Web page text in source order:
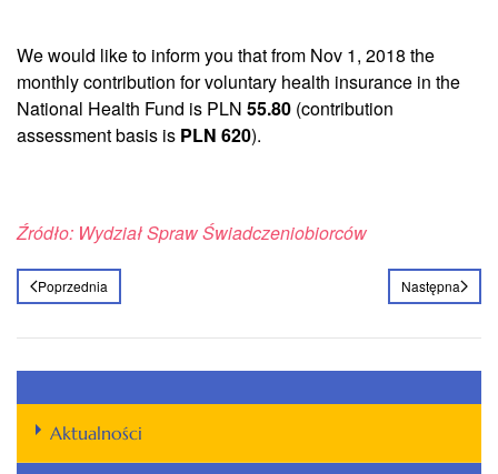
We would like to inform you that from Nov 1, 2018 the
monthly contribution for voluntary health insurance in the
National Health Fund is PLN 55.80 (contribution
assessment basis is PLN 620).
Źródło: Wydział Spraw Świadczeniobiorców
Poprzednia Następna
Aktualności